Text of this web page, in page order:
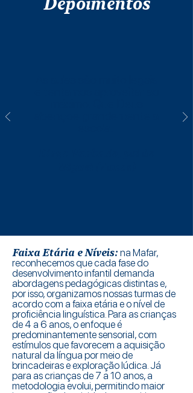
Faixa Etária e Níveis: na Mafar,
reconhecemos que cada fase do
desenvolvimento infantil demanda
abordagens pedagógicas distintas e,
por isso, organizamos nossas turmas de
acordo com a faixa etária e o nível de
proficiência linguística. Para as crianças
de 4 a 6 anos, o enfoque é
predominantemente sensorial, com
estímulos que favorecem a aquisição
natural da língua por meio de
brincadeiras e exploração lúdica. Já
para as crianças de 7 a 10 anos, a
metodologia evolui, permitindo maior